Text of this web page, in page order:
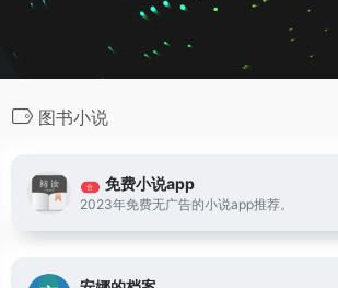
图书小说
合 免费小说app
2023年免费无广告的小说app推荐。